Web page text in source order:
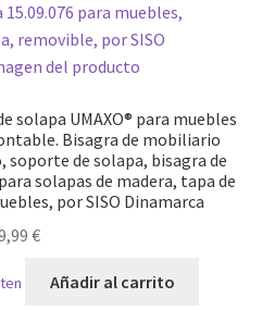
solapa UMAXO® para muebles
Bisagra de mobiliario
soporte de solapa, bisagra de
solapas de madera, tapa de
por SISO Dinamarca
€
Añadir al carrito